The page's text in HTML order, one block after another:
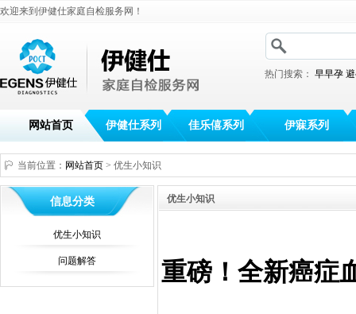
欢迎来到伊健仕家庭自检服务网！
热门搜索： 早早孕
网站首页 伊健仕系列 佳乐僖系列 伊寐系列
当前位置： 网站首页 > 优生小知识
信息分类
优生小知识
问题解答
优生小知识
重磅！全新癌症